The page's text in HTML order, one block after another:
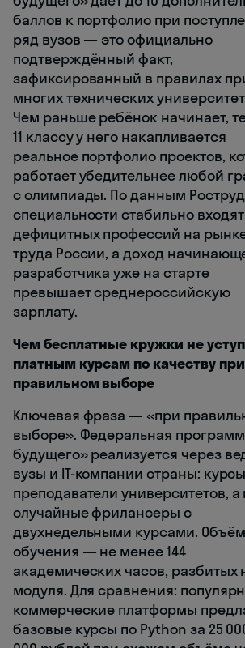
баллов к портфолио при
ряд вузов — это официально
подтверждённый факт,
зафиксированный в правилах
многих технических
Чем раньше ребёнок начинает,
11 классу у него накапливается
реальное портфолио проектов,
работает убедительнее любой
с олимпиады. По данным
специальности стабильно входят
дефицитных профессий на
труда России, а доход
разработчика уже на старте
превышает среднероссийскую
зарплату.
Чем бесплатные кружки не
платным курсам по качеству при
правильном выборе
Ключевая фраза — «при
выборе». Федеральная
будущего» реализуется через
вузы и IT-компании страны:
преподаватели университетов, а
случайные фрилансеры с
двухнедельными курсами. Объём
обучения — не менее 144
академических часов, разбитых
модуля. Для сравнения:
коммерческие платформы
базовые курсы по Python за 25